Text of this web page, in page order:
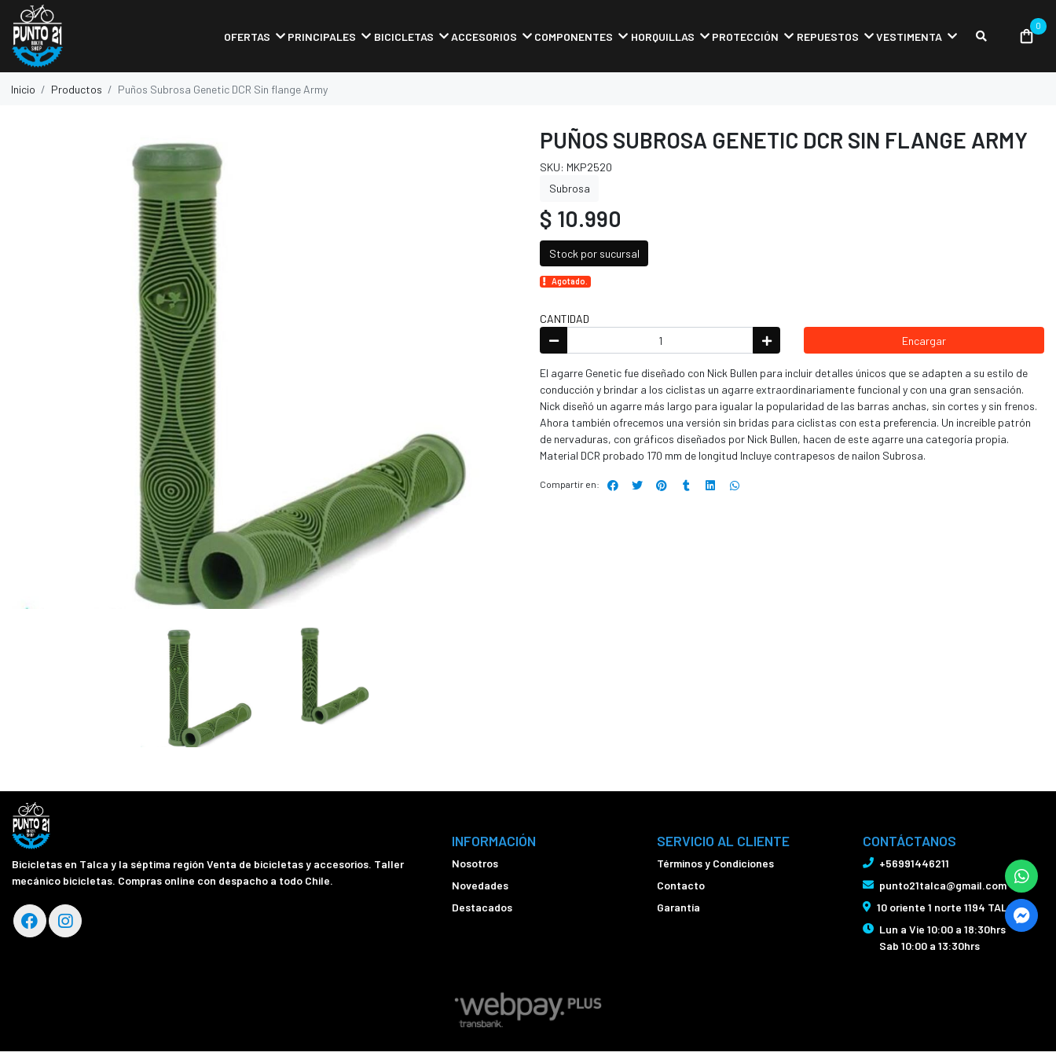
OFERTAS PRINCIPALES BICICLETAS ACCESORIOS COMPONENTES HORQUILLAS PROTECCIÓN REPUESTOS VESTIMENTA
0
Inicio Productos Puños Subrosa Genetic DCR Sin flange Army
PUÑOS SUBROSA GENETIC DCR SIN FLANGE ARMY
SKU: MKP2520
Subrosa
$ 10.990
Stock por sucursal
Agotado.
CANTIDAD
Encargar
El agarre Genetic fue diseñado con Nick Bullen para incluir detalles únicos que se adapten a su estilo de
conducción y brindar a los ciclistas un agarre extraordinariamente funcional y con una gran sensación.
Nick diseñó un agarre más largo para igualar la popularidad de las barras anchas, sin cortes y sin frenos.
Ahora también ofrecemos una versión sin bridas para ciclistas con esta preferencia. Un increíble patrón
de nervaduras, con gráficos diseñados por Nick Bullen, hacen de este agarre una categoría propia.
Material DCR probado 170 mm de longitud Incluye contrapesos de nailon Subrosa.
Compartir en:
Bicicletas en Talca y la séptima región Venta de bicicletas y accesorios. Taller
mecánico bicicletas. Compras online con despacho a todo Chile.
INFORMACIÓN
Nosotros
Novedades
Destacados
SERVICIO AL CLIENTE
Términos y Condiciones
Contacto
Garantía
CONTÁCTANOS
+56991446211
punto21talca@gmail.com
10 oriente 1 norte 1194 TALCA
Lun a Vie 10:00 a 18:30hrs
Sab 10:00 a 13:30hrs